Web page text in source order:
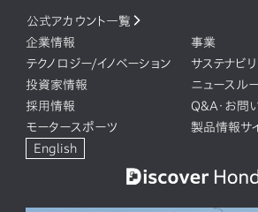
公式アカウント一覧
企業情報
事業
テクノロジー/イノベーション
サステナビリ
投資家情報
ニュースル
採用情報
Q&A・お問
モータースポーツ
製品情報サ
English